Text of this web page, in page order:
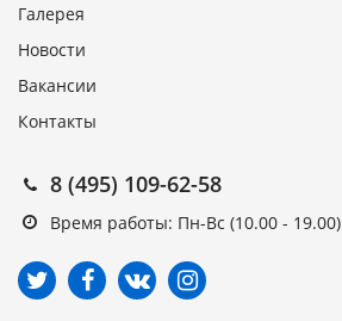
Галерея
Новости
Вакансии
Контакты
8 (495) 109-62-58
Время работы: Пн-Вс (10.00 - 19.00)